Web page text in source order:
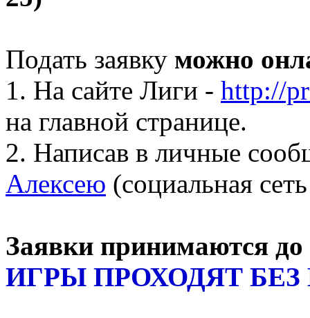
Подать заявку можно
1. На сайте Лиги - http://
на главной странице.
2. Написав в личные
Алексею (социальная
Заявки принимаются
ИГРЫ ПРОХОДЯТ БЕЗ